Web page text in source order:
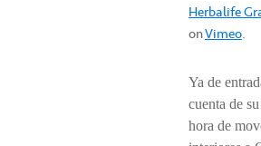
Herbalife
onVimeo.
Ya de
cuenta de
hora de